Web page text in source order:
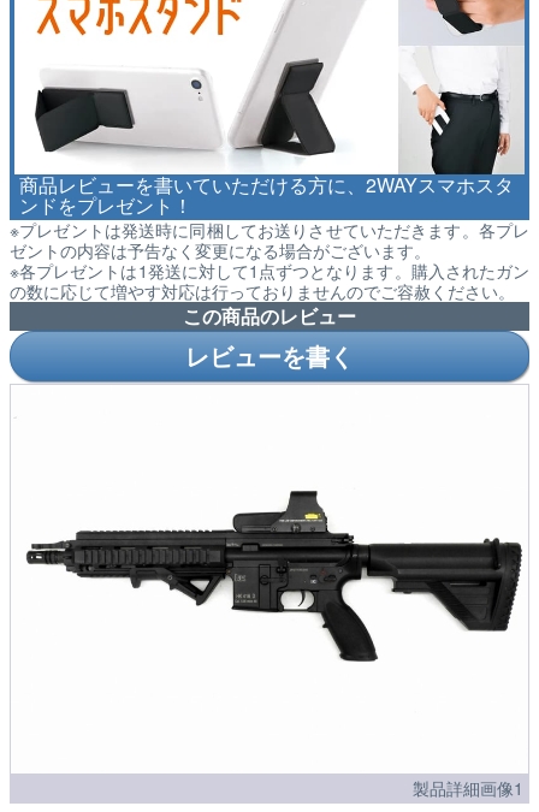
商品レビューを書いていただける方に、2WAYスマホスタ
ンドをプレゼント！
※プレゼントは発送時に同梱してお送りさせていただきます。各プレ
ゼントの内容は予告なく変更になる場合がございます。
※各プレゼントは1発送に対して1点ずつとなります。購入されたガン
の数に応じて増やす対応は行っておりませんのでご容赦ください。
この商品のレビュー
レビューを書く
製品詳細画像1